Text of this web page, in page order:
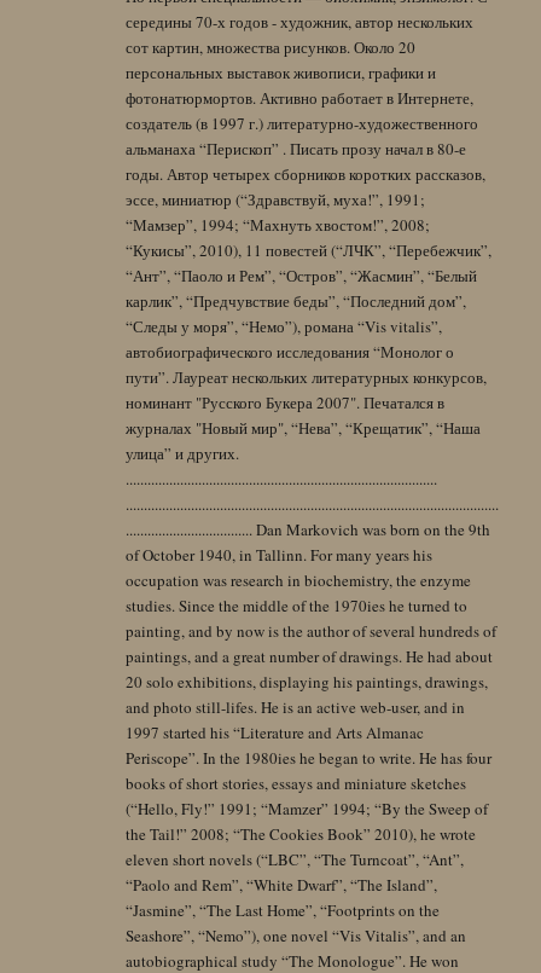
середины 70-х годов - художник, автор нескольких
сот картин, множества рисунков. Около 20
персональных выставок живописи, графики и
фотонатюрмортов. Активно работает в Интернете,
создатель (в 1997 г.) литературно-художественного
альманаха “Перископ” . Писать прозу начал в 80-е
годы. Автор четырех сборников коротких рассказов,
эссе, миниатюр (“Здравствуй, муха!”, 1991;
“Мамзер”, 1994; “Махнуть хвостом!”, 2008;
“Кукисы”, 2010), 11 повестей (“ЛЧК”, “Перебежчик”,
“Ант”, “Паоло и Рем”, “Остров”, “Жасмин”, “Белый
карлик”, “Предчувствие беды”, “Последний дом”,
“Следы у моря”, “Немо”), романа “Vis vitalis”,
автобиографического исследования “Монолог о
пути”. Лауреат нескольких литературных конкурсов,
номинант "Русского Букера 2007". Печатался в
журналах "Новый мир", “Нева”, “Крещатик”, “Наша
улица” и других.
......................................................................................
.......................................................................................................
................................... Dan Markovich was born on the 9th
of October 1940, in Tallinn. For many years his
occupation was research in biochemistry, the enzyme
studies. Since the middle of the 1970ies he turned to
painting, and by now is the author of several hundreds of
paintings, and a great number of drawings. He had about
20 solo exhibitions, displaying his paintings, drawings,
and photo still-lifes. He is an active web-user, and in
1997 started his “Literature and Arts Almanac
Periscope”. In the 1980ies he began to write. He has four
books of short stories, essays and miniature sketches
(“Hello, Fly!” 1991; “Mamzer” 1994; “By the Sweep of
the Tail!” 2008; “The Cookies Book” 2010), he wrote
eleven short novels (“LBC”, “The Turncoat”, “Ant”,
“Paolo and Rem”, “White Dwarf”, “The Island”,
“Jasmine”, “The Last Home”, “Footprints on the
Seashore”, “Nemo”), one novel “Vis Vitalis”, and an
autobiographical study “The Monologue”. He won